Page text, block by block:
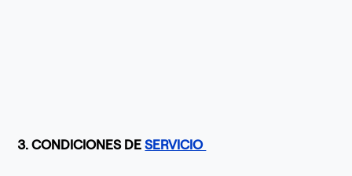
3. CONDICIONES DESERVICIO